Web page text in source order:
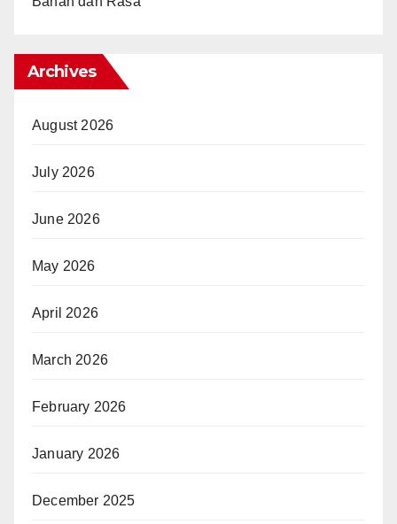
Archives
August 2026
July 2026
June 2026
May 2026
April 2026
March 2026
February 2026
January 2026
December 2025